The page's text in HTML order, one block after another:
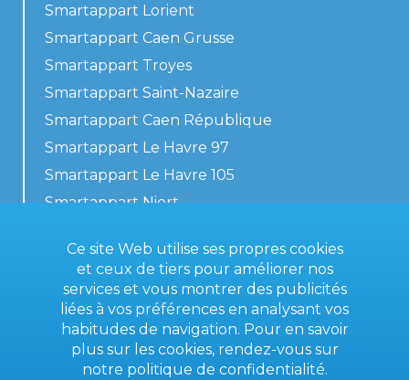
Smartappart Lorient
Smartappart Caen Grusse
Smartappart Troyes
Smartappart Saint-Nazaire
Smartappart Caen République
Smartappart Le Havre 97
Smartappart Le Havre 105
Smartappart Niort
Contactez-nous
Conditions générales
Ce site Web utilise ses propres cookies
et ceux de tiers pour améliorer nos
services et vous montrer des publicités
liées à vos préférences en analysant vos
habitudes de navigation. Pour en savoir
plus sur les cookies, rendez-vous sur
notre politique de confidentialité.